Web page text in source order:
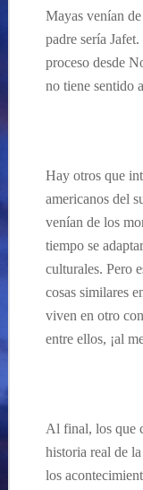
Mayas venían
padre sería
proceso desde
no tiene sentido
Hay otros que
americanos del
venían de los
tiempo se
culturales. Pero
cosas similares
viven en otro
entre ellos, ¡al
Al final, los que
historia real de
los